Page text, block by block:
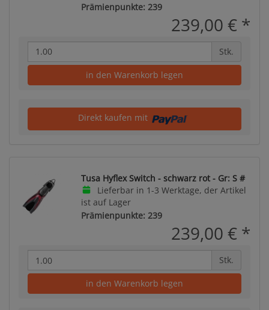
Prämienpunkte: 239
239,00 € *
Stk.
in den Warenkorb legen
Direkt kaufen mit
Tusa Hyflex Switch - schwarz rot - Gr: S #
Lieferbar in 1-3 Werktage, der Artikel
ist auf Lager
Prämienpunkte: 239
239,00 € *
Stk.
in den Warenkorb legen